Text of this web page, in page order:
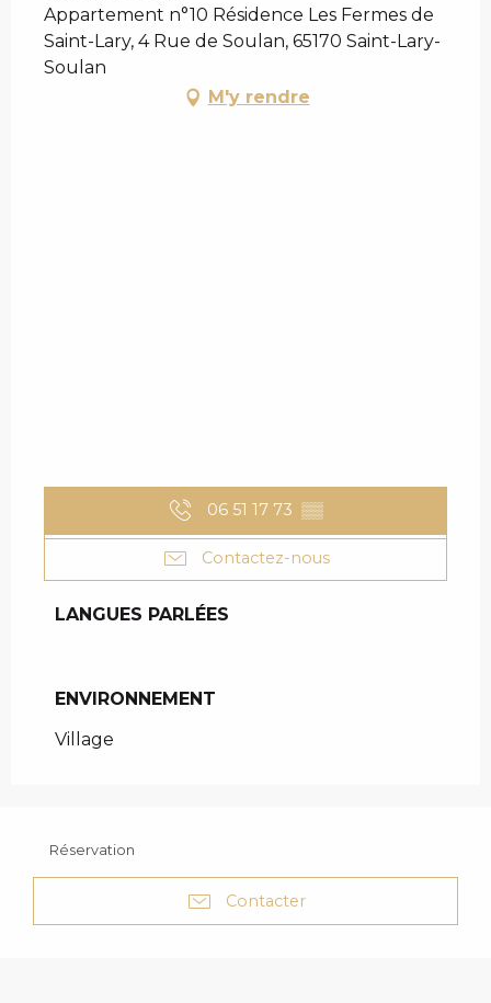
Appartement n°10 Résidence Les Fermes de
Saint-Lary, 4 Rue de Soulan, 65170 Saint-Lary-
Soulan
M'y rendre
06 51 17 73 ▒▒
Contactez-nous
LANGUES PARLÉES
LANGUES PARLÉES
ENVIRONNEMENT
ENVIRONNEMENT
Village
Réservation
Contacter